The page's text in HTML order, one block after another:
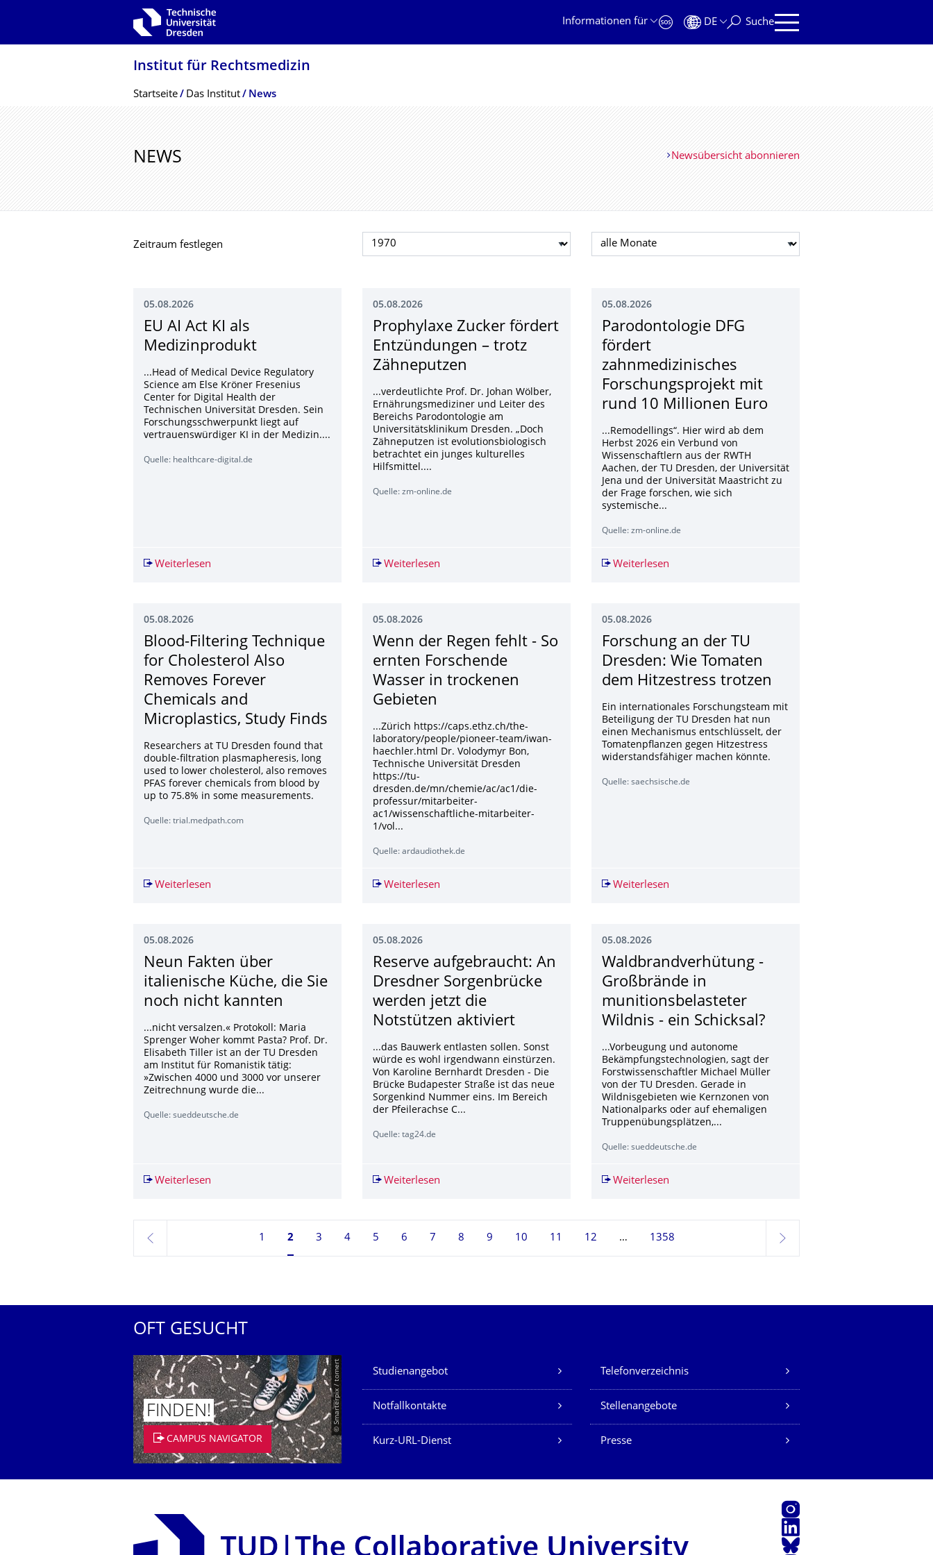
Zur Hauptnavigation springen
Informationen für
DE Suche
Institut für Rechtsmedizin
Breadcrumb-Menü
Startseite Das Institut News
NEWS Newsübersicht abonnieren
Zeitraum festlegen Jahr auswählen Monat auswählen
05.08.2026
EU AI Act KI als
Medizinprodukt
...Head of Medical Device Regulatory
Science am Else Kröner Fresenius
Center for Digital Health der
Technischen Universität Dresden. Sein
Forschungsschwerpunkt liegt auf
vertrauenswürdiger KI in der Medizin....
Quelle: healthcare-digital.de
Weiterlesen
05.08.2026
Prophylaxe Zucker fördert
Entzündungen – trotz
Zähneputzen
...verdeutlichte Prof. Dr. Johan Wölber,
Ernährungsmediziner und Leiter des
Bereichs Parodontologie am
Universitätsklinikum Dresden. „Doch
Zähneputzen ist evolutionsbiologisch
betrachtet ein junges kulturelles
Hilfsmittel....
Quelle: zm-online.de
Weiterlesen Prophylaxe Zucker fördert Entzündungen – trotz Zähneputzen
05.08.2026
Parodontologie DFG
fördert
zahnmedizinisches
Forschungsprojekt mit
rund 10 Millionen Euro
...Remodellings“. Hier wird ab dem
Herbst 2026 ein Verbund von
Wissenschaftlern aus der RWTH
Aachen, der TU Dresden, der Universität
Jena und der Universität Maastricht zu
der Frage forschen, wie sich
systemische...
Quelle: zm-online.de
Weiterlesen
05.08.2026
Blood-Filtering Technique
for Cholesterol Also
Removes Forever
Chemicals and
Microplastics, Study Finds
Researchers at TU Dresden found that
double-filtration plasmapheresis, long
used to lower cholesterol, also removes
PFAS forever chemicals from blood by
up to 75.8% in some measurements.
Quelle: trial.medpath.com
Weiterlesen Blood-Filtering Technique for Cholesterol Also Removes Forever Chemicals and Microplastics, Study Finds
05.08.2026
Wenn der Regen fehlt - So
ernten Forschende
Wasser in trockenen
Gebieten
...Zürich https://caps.ethz.ch/the-
laboratory/people/pioneer-team/iwan-
haechler.html Dr. Volodymyr Bon,
Technische Universität Dresden
https://tu-
dresden.de/mn/chemie/ac/ac1/die-
professur/mitarbeiter-
ac1/wissenschaftliche-mitarbeiter-
1/vol...
Quelle: ardaudiothek.de
Weiterlesen Wenn der Regen fehlt - So ernten Forschende Wasser in trockenen Gebieten
05.08.2026
Forschung an der TU
Dresden: Wie Tomaten
dem Hitzestress trotzen
Ein internationales Forschungsteam mit
Beteiligung der TU Dresden hat nun
einen Mechanismus entschlüsselt, der
Tomatenpflanzen gegen Hitzestress
widerstandsfähiger machen könnte.
Quelle: saechsische.de
Weiterlesen
05.08.2026
Neun Fakten über
italienische Küche, die Sie
noch nicht kannten
...nicht versalzen.« Protokoll: Maria
Sprenger Woher kommt Pasta? Prof. Dr.
Elisabeth Tiller ist an der TU Dresden
am Institut für Romanistik tätig:
»Zwischen 4000 und 3000 vor unserer
Zeitrechnung wurde die...
Quelle: sueddeutsche.de
Weiterlesen Neun Fakten über italienische Küche, die Sie noch nicht kannten
05.08.2026
Reserve aufgebraucht: An
Dresdner Sorgenbrücke
werden jetzt die
Notstützen aktiviert
...das Bauwerk entlasten sollen. Sonst
würde es wohl irgendwann einstürzen.
Von Karoline Bernhardt Dresden - Die
Brücke Budapester Straße ist das neue
Sorgenkind Nummer eins. Im Bereich
der Pfeilerachse C...
Quelle: tag24.de
Weiterlesen Reserve aufgebraucht: An Dresdner Sorgenbrücke werden jetzt die Notstützen aktiviert
05.08.2026
Waldbrandverhütung -
Großbrände in
munitionsbelaste­ter
Wildnis - ein Schicksal?
...Vorbeugung und autonome
Bekämpfungstechnologien, sagt der
Forstwissenschaftler Michael Müller
von der TU Dresden. Gerade in
Wildnisgebieten wie Kernzonen von
Nationalparks oder auf ehemaligen
Truppenübungsplätzen,...
Quelle: sueddeutsche.de
Weiterlesen
zurück
1 Seite 2, aktuell ausgewählt
2 3 4 5 6 7 8 9 10 11 12 1358
weiter
OFT GESUCHT
© Smarterpix / tomert
FINDEN!
CAMPUS NAVIGATOR
Unsere Dienste
Studienangebot Telefonverzeichnis
Notfallkontakte Stellenangebote
Kurz-URL-Dienst Presse
Instagram
LinkedIn
Bluesky